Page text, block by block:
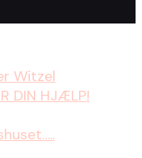
Witzel
DIN HJÆLP!